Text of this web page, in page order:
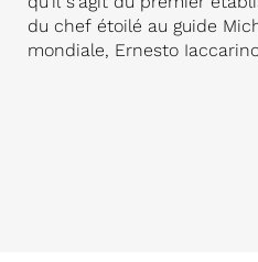
du chef étoilé au guide
mondiale, Ernesto